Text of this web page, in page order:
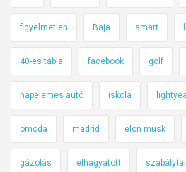
figyelmetlen Baja smart
40-es tábla facebook golf
napelemes autó iskola
omoda madrid elon musk
gázolás elhagyatott